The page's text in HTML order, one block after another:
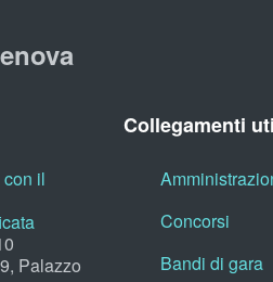
il
Palazzo
Collegamenti
Concorsi
Bandi di gara